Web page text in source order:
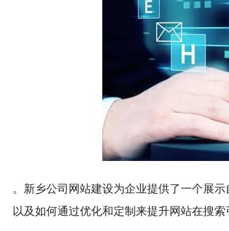
。新乡公司网站建设为企业提供了一个展
以及如何通过优化和定制来提升网站在搜索